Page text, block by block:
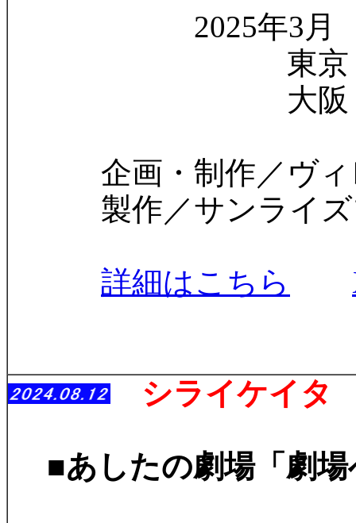
2025年3月
東京 日本青
大阪 Ｓｋｙ
企画・制作／ヴィ
製作／サンライズ
詳細はこちら
シライケイタ
■あしたの劇場「劇